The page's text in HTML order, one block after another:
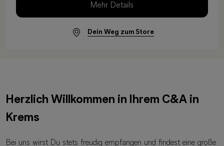
Mehr Details
Dein Weg zum Store
Herzlich Willkommen in Ihrem C&A in
Krems
Bei uns wirst Du stets freudig empfangen und findest eine große